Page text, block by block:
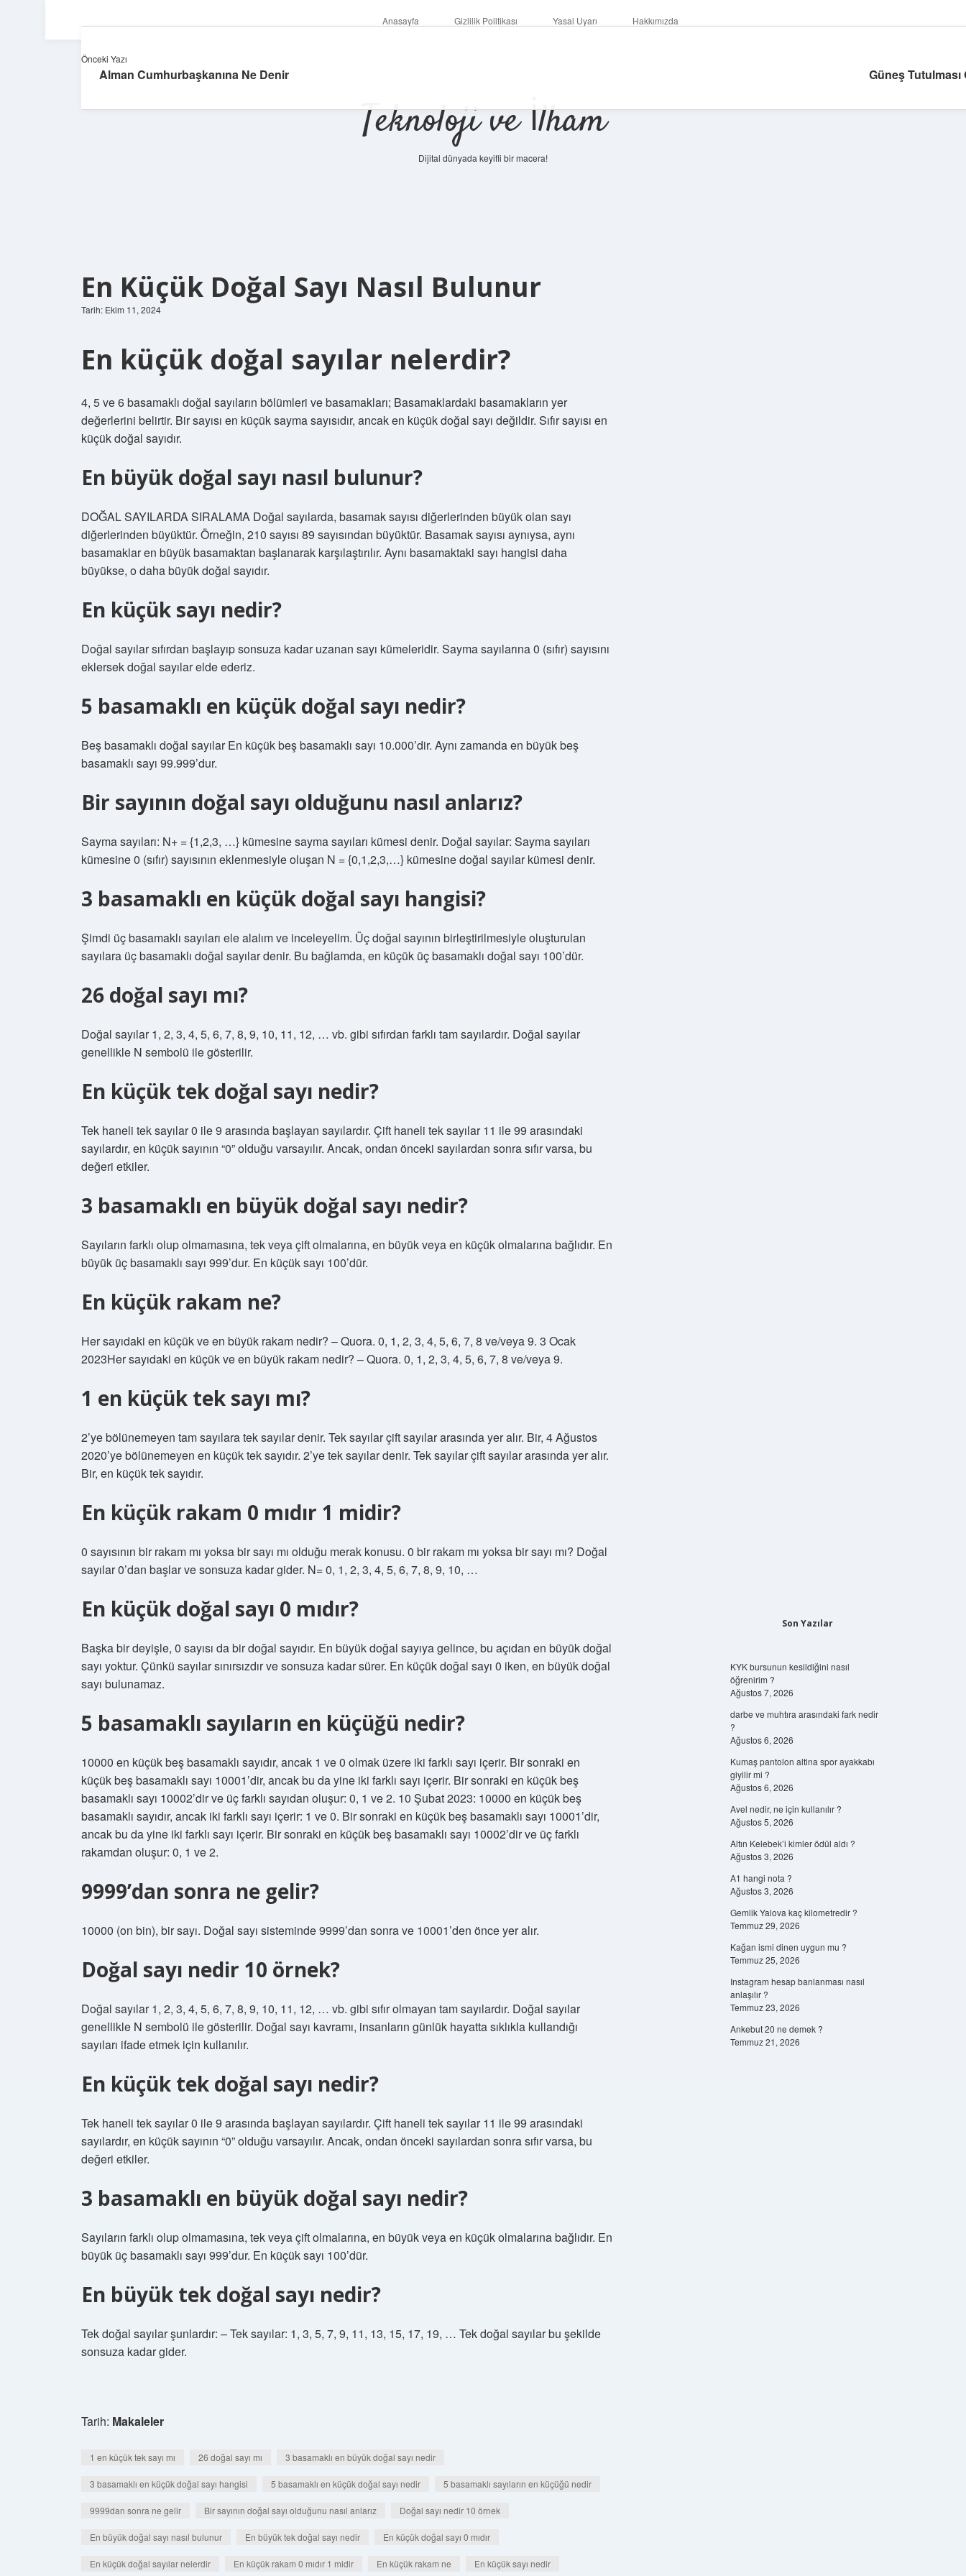
Anasayfa Gizlilik Politikası Yasal Uyarı Hakkımızda
Teknoloji ve İlham
Dijital dünyada keyifli bir macera!
En Küçük Doğal Sayı Nasıl Bulunur
Tarih: Ekim 11, 2024
En küçük doğal sayılar nelerdir?
4, 5 ve 6 basamaklı doğal sayıların bölümleri ve basamakları; Basamaklardaki basamakların yer
değerlerini belirtir. Bir sayısı en küçük sayma sayısıdır, ancak en küçük doğal sayı değildir. Sıfır sayısı en
küçük doğal sayıdır.
En büyük doğal sayı nasıl bulunur?
DOĞAL SAYILARDA SIRALAMA Doğal sayılarda, basamak sayısı diğerlerinden büyük olan sayı
diğerlerinden büyüktür. Örneğin, 210 sayısı 89 sayısından büyüktür. Basamak sayısı aynıysa, aynı
basamaklar en büyük basamaktan başlanarak karşılaştırılır. Aynı basamaktaki sayı hangisi daha
büyükse, o daha büyük doğal sayıdır.
En küçük sayı nedir?
Doğal sayılar sıfırdan başlayıp sonsuza kadar uzanan sayı kümeleridir. Sayma sayılarına 0 (sıfır) sayısını
eklersek doğal sayılar elde ederiz.
5 basamaklı en küçük doğal sayı nedir?
Beş basamaklı doğal sayılar En küçük beş basamaklı sayı 10.000’dir. Aynı zamanda en büyük beş
basamaklı sayı 99.999’dur.
Bir sayının doğal sayı olduğunu nasıl anlarız?
Sayma sayıları: N+ = {1,2,3, …} kümesine sayma sayıları kümesi denir. Doğal sayılar: Sayma sayıları
kümesine 0 (sıfır) sayısının eklenmesiyle oluşan N = {0,1,2,3,…} kümesine doğal sayılar kümesi denir.
3 basamaklı en küçük doğal sayı hangisi?
Şimdi üç basamaklı sayıları ele alalım ve inceleyelim. Üç doğal sayının birleştirilmesiyle oluşturulan
sayılara üç basamaklı doğal sayılar denir. Bu bağlamda, en küçük üç basamaklı doğal sayı 100’dür.
26 doğal sayı mı?
Doğal sayılar 1, 2, 3, 4, 5, 6, 7, 8, 9, 10, 11, 12, … vb. gibi sıfırdan farklı tam sayılardır. Doğal sayılar
genellikle N sembolü ile gösterilir.
En küçük tek doğal sayı nedir?
Tek haneli tek sayılar 0 ile 9 arasında başlayan sayılardır. Çift haneli tek sayılar 11 ile 99 arasındaki
sayılardır, en küçük sayının “0” olduğu varsayılır. Ancak, ondan önceki sayılardan sonra sıfır varsa, bu
değeri etkiler.
3 basamaklı en büyük doğal sayı nedir?
Sayıların farklı olup olmamasına, tek veya çift olmalarına, en büyük veya en küçük olmalarına bağlıdır. En
büyük üç basamaklı sayı 999’dur. En küçük sayı 100’dür.
En küçük rakam ne?
Her sayıdaki en küçük ve en büyük rakam nedir? – Quora. 0, 1, 2, 3, 4, 5, 6, 7, 8 ve/veya 9. 3 Ocak
2023Her sayıdaki en küçük ve en büyük rakam nedir? – Quora. 0, 1, 2, 3, 4, 5, 6, 7, 8 ve/veya 9.
1 en küçük tek sayı mı?
2’ye bölünemeyen tam sayılara tek sayılar denir. Tek sayılar çift sayılar arasında yer alır. Bir, 4 Ağustos
2020’ye bölünemeyen en küçük tek sayıdır. 2’ye tek sayılar denir. Tek sayılar çift sayılar arasında yer alır.
Bir, en küçük tek sayıdır.
En küçük rakam 0 mıdır 1 midir?
0 sayısının bir rakam mı yoksa bir sayı mı olduğu merak konusu. 0 bir rakam mı yoksa bir sayı mı? Doğal
sayılar 0’dan başlar ve sonsuza kadar gider. N= 0, 1, 2, 3, 4, 5, 6, 7, 8, 9, 10, …
En küçük doğal sayı 0 mıdır?
Başka bir deyişle, 0 sayısı da bir doğal sayıdır. En büyük doğal sayıya gelince, bu açıdan en büyük doğal
sayı yoktur. Çünkü sayılar sınırsızdır ve sonsuza kadar sürer. En küçük doğal sayı 0 iken, en büyük doğal
sayı bulunamaz.
5 basamaklı sayıların en küçüğü nedir?
10000 en küçük beş basamaklı sayıdır, ancak 1 ve 0 olmak üzere iki farklı sayı içerir. Bir sonraki en
küçük beş basamaklı sayı 10001’dir, ancak bu da yine iki farklı sayı içerir. Bir sonraki en küçük beş
basamaklı sayı 10002’dir ve üç farklı sayıdan oluşur: 0, 1 ve 2. 10 Şubat 2023: 10000 en küçük beş
basamaklı sayıdır, ancak iki farklı sayı içerir: 1 ve 0. Bir sonraki en küçük beş basamaklı sayı 10001’dir,
ancak bu da yine iki farklı sayı içerir. Bir sonraki en küçük beş basamaklı sayı 10002’dir ve üç farklı
rakamdan oluşur: 0, 1 ve 2.
9999’dan sonra ne gelir?
10000 (on bin), bir sayı. Doğal sayı sisteminde 9999’dan sonra ve 10001’den önce yer alır.
Doğal sayı nedir 10 örnek?
Doğal sayılar 1, 2, 3, 4, 5, 6, 7, 8, 9, 10, 11, 12, … vb. gibi sıfır olmayan tam sayılardır. Doğal sayılar
genellikle N sembolü ile gösterilir. Doğal sayı kavramı, insanların günlük hayatta sıklıkla kullandığı
sayıları ifade etmek için kullanılır.
En küçük tek doğal sayı nedir?
Tek haneli tek sayılar 0 ile 9 arasında başlayan sayılardır. Çift haneli tek sayılar 11 ile 99 arasındaki
sayılardır, en küçük sayının “0” olduğu varsayılır. Ancak, ondan önceki sayılardan sonra sıfır varsa, bu
değeri etkiler.
3 basamaklı en büyük doğal sayı nedir?
Sayıların farklı olup olmamasına, tek veya çift olmalarına, en büyük veya en küçük olmalarına bağlıdır. En
büyük üç basamaklı sayı 999’dur. En küçük sayı 100’dür.
En büyük tek doğal sayı nedir?
Tek doğal sayılar şunlardır: – Tek sayılar: 1, 3, 5, 7, 9, 11, 13, 15, 17, 19, … Tek doğal sayılar bu şekilde
sonsuza kadar gider.
Tarih: Makaleler
1 en küçük tek sayı mı 26 doğal sayı mı 3 basamaklı en büyük doğal sayı nedir
3 basamaklı en küçük doğal sayı hangisi 5 basamaklı en küçük doğal sayı nedir 5 basamaklı sayıların en küçüğü nedir
9999dan sonra ne gelir Bir sayının doğal sayı olduğunu nasıl anlarız Doğal sayı nedir 10 örnek
En büyük doğal sayı nasıl bulunur En büyük tek doğal sayı nedir En küçük doğal sayı 0 mıdır
En küçük doğal sayılar nelerdir En küçük rakam 0 mıdır 1 midir En küçük rakam ne En küçük sayı nedir
Önceki Yazı
Alman Cumhurbaşkanına Ne Denir Güneş Tutulması
Son Yazılar
KYK bursunun kesildiğini nasıl
öğrenirim ?
Ağustos 7, 2026
darbe ve muhtıra arasındaki fark nedir
?
Ağustos 6, 2026
Kumaş pantolon altina spor ayakkabı
giyilir mi ?
Ağustos 6, 2026
Avel nedir, ne için kullanılır ?
Ağustos 5, 2026
Altın Kelebek’i kimler ödül aldı ?
Ağustos 3, 2026
A1 hangi nota ?
Ağustos 3, 2026
Gemlik Yalova kaç kilometredir ?
Temmuz 29, 2026
Kağan ismi dinen uygun mu ?
Temmuz 25, 2026
Instagram hesap banlanması nasıl
anlaşılır ?
Temmuz 23, 2026
Ankebut 20 ne demek ?
Temmuz 21, 2026